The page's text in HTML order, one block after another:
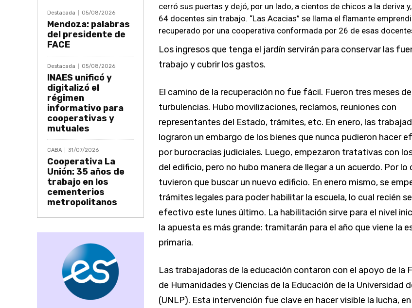
Destacada 05/08/2026
Mendoza: palabras
del presidente de
FACE
Destacada 05/08/2026
INAES unificó y
digitalizó el
régimen
informativo para
cooperativas y
mutuales
CABA 31/07/2026
Cooperativa La
Unión: 35 años de
trabajo en los
cementerios
metropolitanos
cerró sus puertas y dejó, por un lado, a cientos de chicos a la deriva
64 docentes sin trabajo. “Las Acacias” se llama el flamante
recuperado por una cooperativa conformada por 26 de esas
Los ingresos que tenga el jardín servirán para conservar las
trabajo y cubrir los gastos.
El camino de la recuperación no fue fácil. Fueron tres meses de
turbulencias. Hubo movilizaciones, reclamos, reuniones con
representantes del Estado, trámites, etc. En enero, las
lograron un embargo de los bienes que nunca pudieron hacer
por burocracias judiciales. Luego, empezaron tratativas con
del edificio, pero no hubo manera de llegar a un acuerdo. Por lo
tuvieron que buscar un nuevo edificio. En enero mismo, se
trámites legales para poder habilitar la escuela, lo cual recién
efectivo este lunes último. La habilitación sirve para el nivel
la apuesta es más grande: tramitarán para el año que viene la
primaria.
Las trabajadoras de la educación contaron con el apoyo de la
de Humanidades y Ciencias de la Educación de la Universidad
(UNLP). Esta intervención fue clave en hacer visible la lucha, en